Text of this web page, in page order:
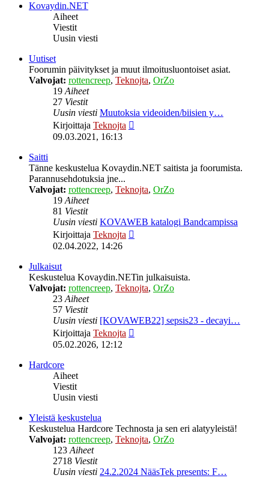
Kovaydin.NET
Aiheet
Viestit
Uusin viesti
Uutiset
Foorumin päivitykset ja muut ilmoitusluontoiset asiat.
Valvojat: rottencreep, Teknojta, OrZo
19Aiheet
27 Viestit
Uusin viesti Muutoksia videoiden/biisien y…
Kirjoittaja Teknojta
09.03.2021, 16:13
Saitti
Tänne keskustelua Kovaydin.NET saitista ja foorumista.
Parannusehdotuksia jne...
Valvojat: rottencreep, Teknojta, OrZo
19Aiheet
81 Viestit
Uusin viesti KOVAWEB katalogi Bandcampissa
Kirjoittaja Teknojta
02.04.2022, 14:26
Julkaisut
Keskustelua Kovaydin.NETin julkaisuista.
Valvojat: rottencreep, Teknojta, OrZo
23Aiheet
57 Viestit
Uusin viesti [KOVAWEB22] sepsis23 - decayi…
Kirjoittaja Teknojta
05.02.2026, 12:12
Hardcore
Aiheet
Viestit
Uusin viesti
Yleistä keskustelua
Keskustelua Hardcore Technosta ja sen eri alatyyleistä!
Valvojat: rottencreep, Teknojta, OrZo
123Aiheet
2718 Viestit
Uusin viesti 24.2.2024 NääsTek presents: F…